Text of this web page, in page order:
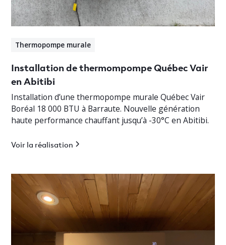
Thermopompe murale
Installation de thermompompe Québec Vair
en Abitibi
Installation d’une thermopompe murale Québec Vair
Boréal 18 000 BTU à Barraute. Nouvelle génération
haute performance chauffant jusqu’à -30°C en Abitibi.
Voir la réalisation